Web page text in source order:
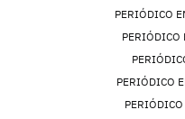
PERIÓDICO
PERIÓDICO
PERIÓDICO